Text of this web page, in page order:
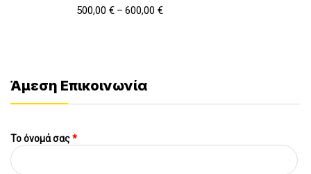
500,00 € – 600,00 €
Άμεση Επικοινωνία
Το όνομά σας*